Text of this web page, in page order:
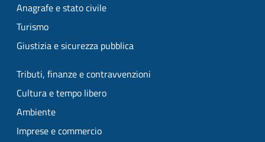
Anagrafe e stato civile
Turismo
Giustizia e sicurezza pubblica
Tributi, finanze e contravvenzioni
Cultura e tempo libero
Ambiente
Imprese e commercio